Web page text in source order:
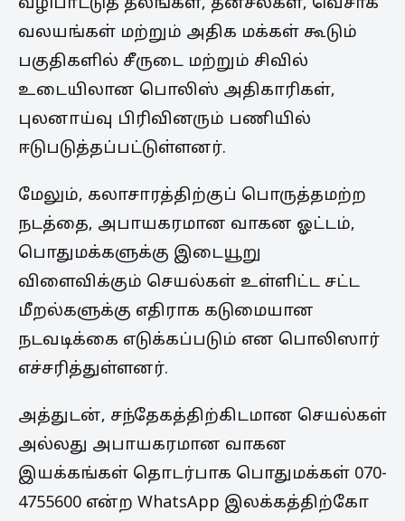
வழிபாட்டுத் தலங்கள், தன்சல்கள், வெசாக்
வலயங்கள் மற்றும் அதிக மக்கள் கூடும்
பகுதிகளில் சீருடை மற்றும் சிவில்
உடையிலான பொலிஸ் அதிகாரிகள்,
புலனாய்வு பிரிவினரும் பணியில்
ஈடுபடுத்தப்பட்டுள்ளனர்.
மேலும், கலாசாரத்திற்குப் பொருத்தமற்ற
நடத்தை, அபாயகரமான வாகன ஓட்டம்,
பொதுமக்களுக்கு இடையூறு
விளைவிக்கும் செயல்கள் உள்ளிட்ட சட்ட
மீறல்களுக்கு எதிராக கடுமையான
நடவடிக்கை எடுக்கப்படும் என பொலிஸார்
எச்சரித்துள்ளனர்.
அத்துடன், சந்தேகத்திற்கிடமான செயல்கள்
அல்லது அபாயகரமான வாகன
இயக்கங்கள் தொடர்பாக பொதுமக்கள் 070-
4755600 என்ற WhatsApp இலக்கத்திற்கோ